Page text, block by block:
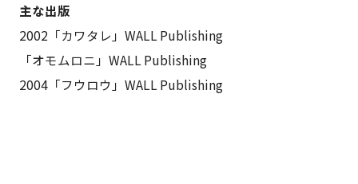
主な出版
2002「カワタレ」WALL Publishing
「オモムロニ」WALL Publishing
2004「フウロウ」WALL Publishing